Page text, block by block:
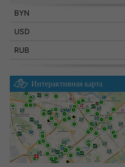
BYN
USD
RUB
Интерактивная карта